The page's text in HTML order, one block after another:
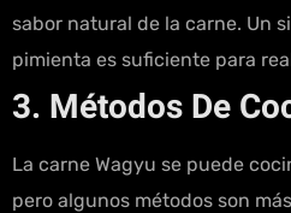
sabor natural de la carne. Un
pimienta es suficiente para
3. Métodos De
La carne Wagyu se puede
pero algunos métodos son